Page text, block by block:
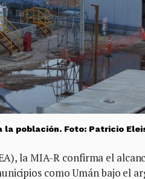
población. Foto: Patricio
la MIA-R confirma el
como Umán bajo el